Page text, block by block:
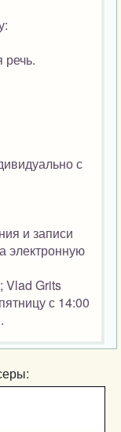
речь.
с
и записи
электронную
Vlad Grits
с 14:00